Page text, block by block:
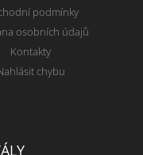
podmínky
osobních údajů
Kontakty
chybu